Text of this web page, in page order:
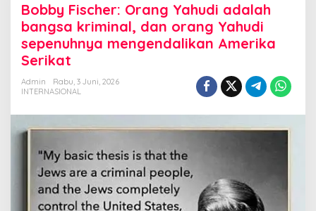
Orang
Yahudi
adalah
bangsa
sepenuhnya
Amerika
Serikat
Bobby Fischer: Orang Yahudi adalah
bangsa kriminal, dan orang Yahudi
sepenuhnya mengendalikan Amerika
Serikat
Admin
Rabu, 3 Juni, 2026
INTERNASIONAL